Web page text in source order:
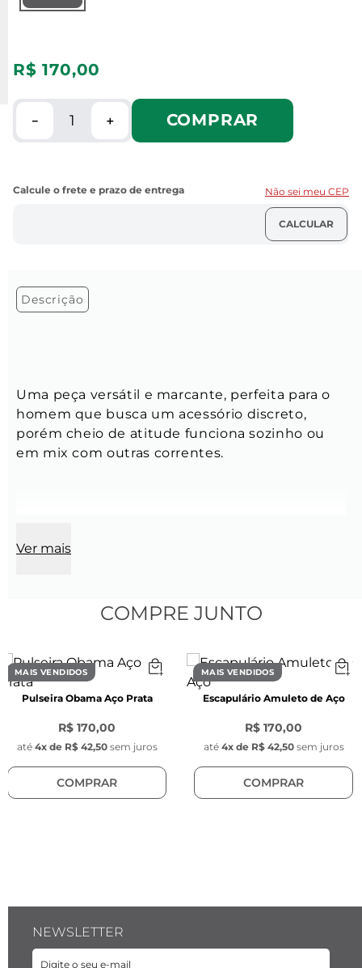
R$ 170,00
＋
－ COMPRAR
Não sei meu CEP
Descrição
Uma peça versátil e marcante, perfeita para o
homem que busca um acessório discreto,
porém cheio de atitude funciona sozinho ou
em mix com outras correntes.
Comprimento:
Comprimento do elo : 4mm x 2mm x 1mm
Fecho: Lagosta
Material: Aço inoxidável Preto.
Material: Aço inoxidável
Ver mais
COMPRE JUNTO
MAIS VENDIDOS
Pulseira Obama Aço Prata
R$ 170,00
até 4x de R$ 42,50 sem juros
COMPRAR
MAIS VENDIDOS
Escapulário Amuleto de Aço
R$ 170,00
até 4x de R$ 42,50 sem juros
COMPRAR
NEWSLETTER